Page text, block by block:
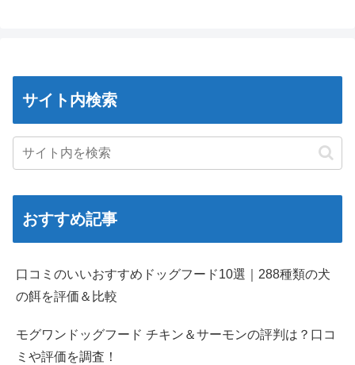
サイト内検索
おすすめ記事
口コミのいいおすすめドッグフード10選｜288種類の犬
の餌を評価＆比較
モグワンドッグフード チキン＆サーモンの評判は？口コ
ミや評価を調査！